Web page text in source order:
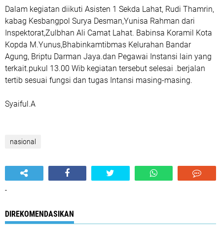
Dalam kegiatan diikuti Asisten 1 Sekda Lahat, Rudi Thamrin,
kabag Kesbangpol Surya Desman,Yunisa Rahman dari
Inspektorat,Zulbhan Ali Camat Lahat. Babinsa Koramil Kota
Kopda M.Yunus,Bhabinkamtibmas Kelurahan Bandar
Agung, Briptu Darman Jaya.dan Pegawai Instansi lain yang
terkait.pukul 13.00 Wib kegiatan tersebut selesai .berjalan
tertib sesuai fungsi dan tugas Intansi masing-masing.
Syaiful.A
nasional
-
DIREKOMENDASIKAN